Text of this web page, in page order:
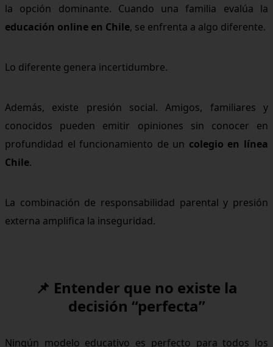
la opción dominante. Cuando una familia evalúa la
educación online en Chile, se enfrenta a algo diferente.
Lo diferente genera incertidumbre.
Además, existe presión social. Amigos, familiares y
conocidos pueden emitir opiniones sin conocer en
profundidad el funcionamiento de un colegio en línea
Chile.
La combinación de responsabilidad parental y presión
externa amplifica la inseguridad.
📌 Entender que no existe la
decisión “perfecta”
Ningún modelo educativo es perfecto para todos los